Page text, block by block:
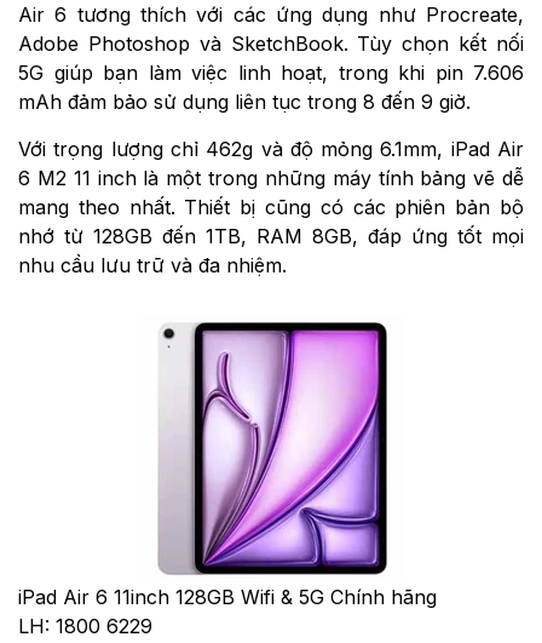
Air 6 tương thích với các ứng dụng như Procreate,
Adobe Photoshop và SketchBook. Tùy chọn kết nối
5G giúp bạn làm việc linh hoạt, trong khi pin 7.606
mAh đảm bảo sử dụng liên tục trong 8 đến 9 giờ.
Với trọng lượng chỉ 462g và độ mỏng 6.1mm, iPad Air
6 M2 11 inch là một trong những máy tính bảng vẽ dễ
mang theo nhất. Thiết bị cũng có các phiên bản bộ
nhớ từ 128GB đến 1TB, RAM 8GB, đáp ứng tốt mọi
nhu cầu lưu trữ và đa nhiệm.
iPad Air 6 11inch 128GB Wifi & 5G Chính hãng
LH: 1800 6229